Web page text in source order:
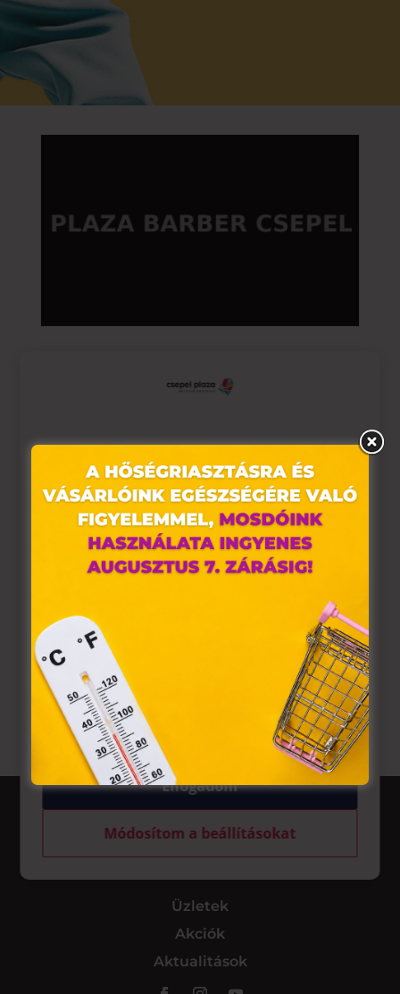
Üzletek
Akciók
Aktualitások
Weboldalunkon „cookie"-kat (továbbiakban „süti")
alkalmazunk. Ezek olyan fájlok, melyek információt tárolnak
webes böngészőjében. Ehhez az Ön hozzájárulása
szükséges.
A „sütiket" az elektronikus hírközlésről szóló 2003. évi C.
törvény, az elektronikus kereskedelmi szolgáltatások, az
információs társadalommal összefüggő szolgáltatások
egyes kérdéseiről szóló 2001. évi CVIII. törvény, valamint az
Európai Unió előírásainak megfelelően használjuk. Azon
weblapoknak, melyek az Európai Unió országain belül
működnek, a „sütik" használatához, és ezeknek a
felhasználó számítógépén vagy egyéb eszközén történő
tárolásához a felhasználók hozzájárulását kell kérniük.
Elfogadom
Módosítom a beállításokat